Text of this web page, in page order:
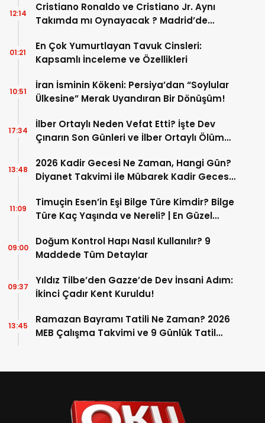
Cristiano Ronaldo ve Cristiano Jr. Aynı
Takımda mı Oynayacak ? Madrid’de
12:14
En Çok Yumurtlayan Tavuk Cinsleri:
Kapsamlı İnceleme ve Özellikleri
01:21
İran İsminin Kökeni: Persiya’dan “Soylular
Ülkesine” Merak Uyandıran Bir Dönüşüm!
10:51
İlber Ortaylı Neden Vefat Etti? İşte Dev
Çınarın Son Günleri ve İlber Ortaylı Ölüm
17:34
2026 Kadir Gecesi Ne Zaman, Hangi Gün?
Diyanet Takvimi ile Mübarek Kadir Gecesi
13:48
Timuçin Esen’in Eşi Bilge Türe Kimdir? Bilge
Türe Kaç Yaşında ve Nereli? | En Güzel
11:09
Doğum Kontrol Hapı Nasıl Kullanılır? 9
Maddede Tüm Detaylar
09:00
Yıldız Tilbe’den Gazze’de Dev İnsani Adım:
İkinci Çadır Kent Kuruldu!
09:37
Ramazan Bayramı Tatili Ne Zaman? 2026
MEB Çalışma Takvimi ve 9 Günlük Tatil
13:45